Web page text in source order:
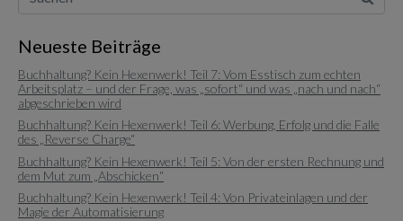
Neueste Beiträge
Buchhaltung? Kein Hexenwerk! Teil 7: Vom Esstisch zum echten
Arbeitsplatz – und der Frage, was „sofort“ und was „nach und nach“
abgeschrieben wird
Buchhaltung? Kein Hexenwerk! Teil 6: Werbung, Erfolg und die Falle
des „Reverse Charge“
Buchhaltung? Kein Hexenwerk! Teil 5: Von der ersten Rechnung und
dem Mut zum „Abschicken“
Buchhaltung? Kein Hexenwerk! Teil 4: Von Privateinlagen und der
Magie der Automatisierung